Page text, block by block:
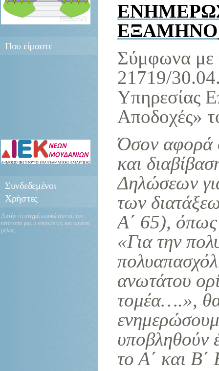
Που είμαστε
Συνδεδεμένοι
Χρήστες
Αυτήν τη στιγμή επισκέπτονται τον
ιστότοπό μας 5 επισκέπτες και κανένα
μέλος
ΕΞΑΜΗΝΟ
Σύμφωνα με
21719/
Υπηρεσίας
Αποδοχές»
Όσον αφορά
και
Δηλώσεων
των
Α΄ 65), όπως
«Για την
ανωτάτου
τομέα….»,
υποβληθούν
το Α΄ και